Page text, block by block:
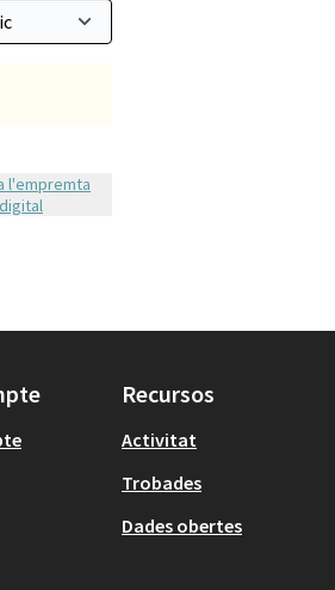
digital
Recursos
Activitat
Trobades
Dades obertes